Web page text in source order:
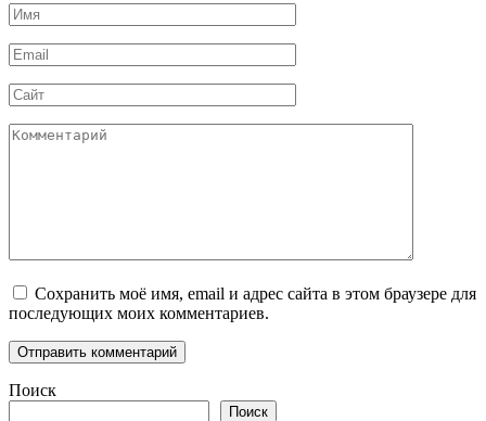
Имя
*
Email
*
Сайт
Комментарий
Сохранить моё имя, email и адрес сайта в этом браузере для
последующих моих комментариев.
Поиск
Поиск